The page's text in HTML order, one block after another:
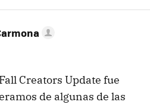
Creators Update fue
de algunas de las